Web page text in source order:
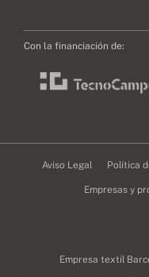
Con la financiación de:
Aviso Legal Política
Empresas y
Empresa textil